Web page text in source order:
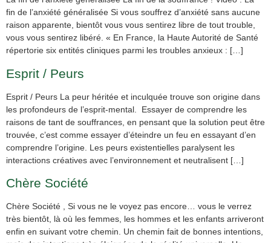
fin de l’anxiété généralisée Si vous souffrez d’anxiété sans aucune
raison apparente, bientôt vous vous sentirez libre de tout trouble,
vous vous sentirez libéré. « En France, la Haute Autorité de Santé
répertorie six entités cliniques parmi les troubles anxieux : […]
Esprit / Peurs
Esprit / Peurs La peur héritée et inculquée trouve son origine dans
les profondeurs de l’esprit-mental. Essayer de comprendre les
raisons de tant de souffrances, en pensant que la solution peut être
trouvée, c’est comme essayer d’éteindre un feu en essayant d’en
comprendre l’origine. Les peurs existentielles paralysent les
interactions créatives avec l’environnement et neutralisent […]
Chère Société
Chère Société , Si vous ne le voyez pas encore… vous le verrez
très bientôt, là où les femmes, les hommes et les enfants arriveront
enfin en suivant votre chemin. Un chemin fait de bonnes intentions,